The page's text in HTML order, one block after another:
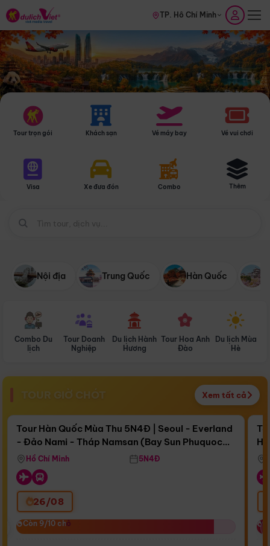
TP. Hồ Chí Minh
Tour trọn gói Khách sạn Vé máy bay Vé vui chơi
Visa Xe đưa đón Combo Thêm
Nội địa Trung Quốc Hàn Quốc
Combo Du
lịch
Tour Doanh
Nghiệp
Du lịch Hành
Hương
Tour Hoa Anh
Đào
Du lịch Mùa
Hè
TOUR GIỜ CHÓT Xem tất cả
Còn17 ngày 08:55:06
Bay Sun Phuquoc Airways
Điểm nổi bật
Tour Hàn Quốc Mùa Thu 5N4Đ | Seoul - Everland
- Đảo Nami - Tháp Namsan (Bay Sun Phuquoc
Airways)
Hồ Chí Minh 5N4Đ
26/08
Còn 9/10 chỗ
Còn 9/10 chỗ